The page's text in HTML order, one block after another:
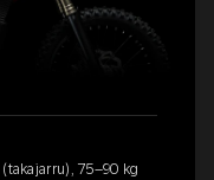
75–90 kg